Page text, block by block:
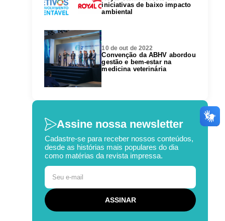
iniciativas de baixo impacto
ambiental
10 de out de 2022
Convenção da ABHV abordou
gestão e bem-estar na
medicina veterinária
Assine nossa newsletter
Cadastre-se para receber nossos conteúdos,
desde as histórias mais populares do dia
como matérias da revista impressa.